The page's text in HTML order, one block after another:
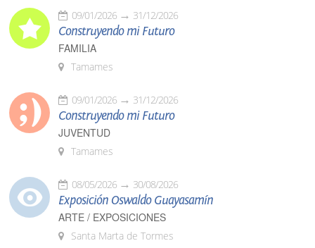
09/01/2026 31/12/2026
Construyendo mi Futuro
FAMILIA
Tamames
09/01/2026 31/12/2026
Construyendo mi Futuro
JUVENTUD
Tamames
08/05/2026 30/08/2026
Exposición Oswaldo Guayasamín
ARTE / EXPOSICIONES
Santa Marta de Tormes